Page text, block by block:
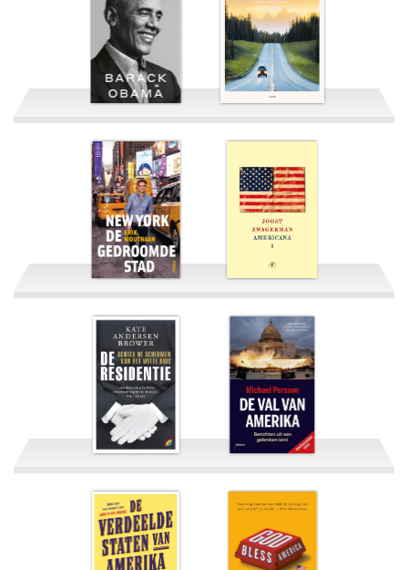
Here
Hillbilly Blues
Een Beloofd Land Roaming America
New York, de
gedroomde stad
Americana
De residentie De val van Amerika